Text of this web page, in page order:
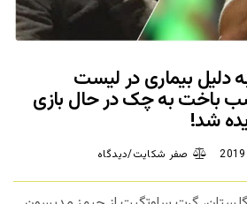
دلیل بیماری در لیست
شب باخت به چک در حال بازی
شد!
صفر شکایت/دیدگاه